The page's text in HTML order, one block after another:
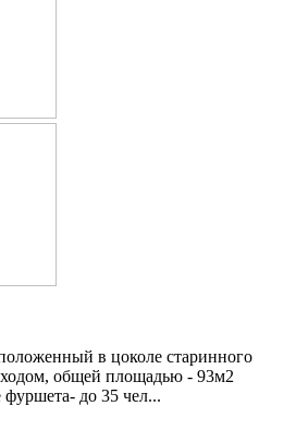
в цоколе старинного
общей площадью - 93м2
до 35 чел...